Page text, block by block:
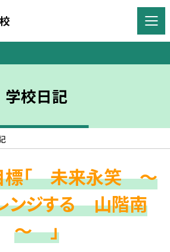
学校日記
標「 未来永笑 ～
ンジする 山階南
～ 」